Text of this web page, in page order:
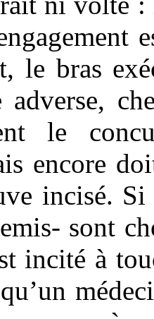
le bras
adverse,
le
encore
incisé.
sont
incité à